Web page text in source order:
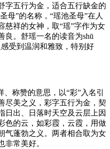
字五行为金，适合五行缺金的
母”的名称，“瑶池圣母”在人
慈祥的女神，取“瑶”字作为女
良。舒瑶一名的读音为shū
受到温润和雅致，特别好
称赞的意思，以“彩”入名引
尽美之义，彩字五行为金，契
日出、日落时天空及云层上因
色的云，如彩霞，云霞，用做
气蓬勃之义。两者相合取为女
非常美好。